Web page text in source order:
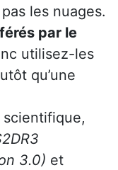
les nuages.
par le
utilisez-les
qu’une
3.0) et